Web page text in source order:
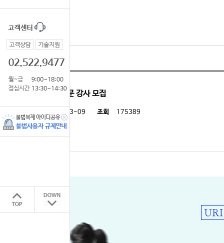
공기업 NCS 전문 강사 모집
등록일 2021-03-09 조회 175389
첨부파일